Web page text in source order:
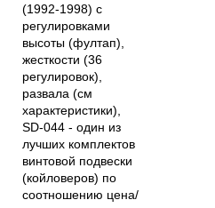
(1992-1998) с
регулировками
высоты (фултап),
жесткости (36
регулировок),
развала (см
характеристики),
SD-044 - один из
лучших комплектов
винтовой подвески
(койловеров) по
соотношению цена/